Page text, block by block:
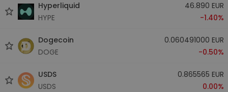
Hyperliquid
HYPE
46.890 EUR
-1.40%
Dogecoin
DOGE
0.060491000 EUR
-0.50%
USDS
USDS
0.865565 EUR
0.00%